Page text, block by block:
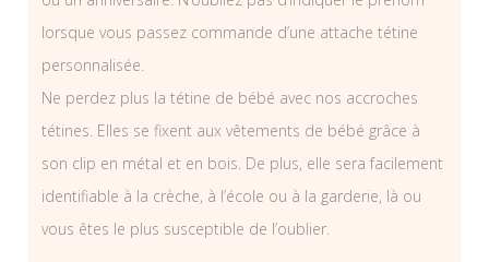
lorsque vous passez commande d’une attache tétine
personnalisée.
Ne perdez plus la tétine de bébé avec nos accroches
tétines. Elles se fixent aux vêtements de bébé grâce à
son clip en métal et en bois. De plus, elle sera facilement
identifiable à la crèche, à l’école ou à la garderie, là ou
vous êtes le plus susceptible de l’oublier.